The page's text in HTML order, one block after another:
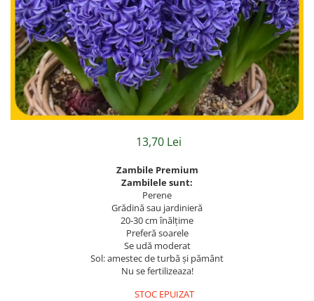
Muscate
Panselute
Petunii
Semiumbra sau umbra
Soare puternic
13,70 Lei
Zambile Premium
Zambilele sunt:
Perene
Grădină sau jardinieră
20-30 cm înălțime
Preferă soarele
Se udă moderat
Sol: amestec de turbă și pământ
Nu se fertilizeaza!
STOC EPUIZAT